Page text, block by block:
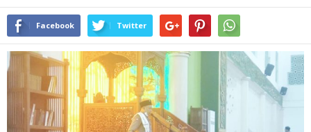
Facebook Twitter